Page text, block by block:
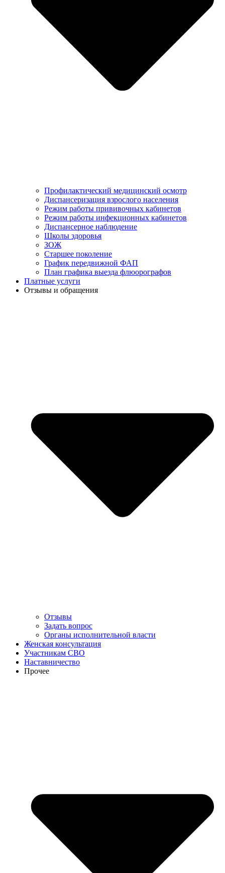
Профилактический медицинский осмотр
Диспансеризация взрослого населения
Режим работы прививочных кабинетов
Режим работы инфекционных кабинетов
Диспансерное наблюдение
Школы здоровья
ЗОЖ
Старшее поколение
График передвижной ФАП
План графика выезда флюорографов
Платные услуги
Отзывы и обращения
Отзывы
Задать вопрос
Органы исполнительной власти
Женская консультация
Участникам СВО
Наставничество
Прочее